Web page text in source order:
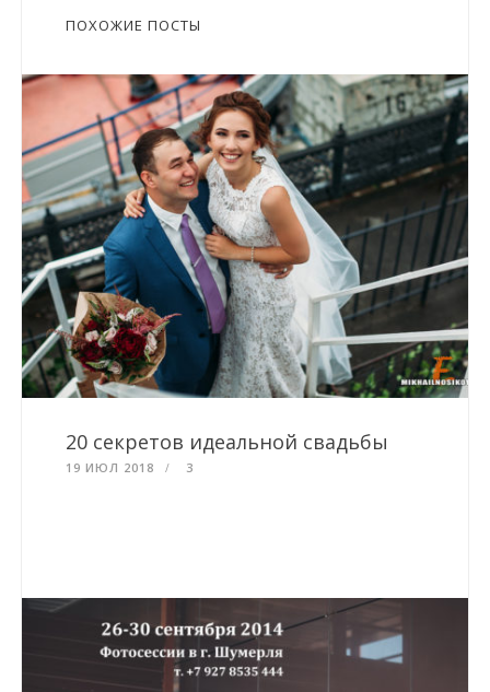
ПОХОЖИЕ ПОСТЫ
20 секретов идеальной свадьбы
19 ИЮЛ 2018 3